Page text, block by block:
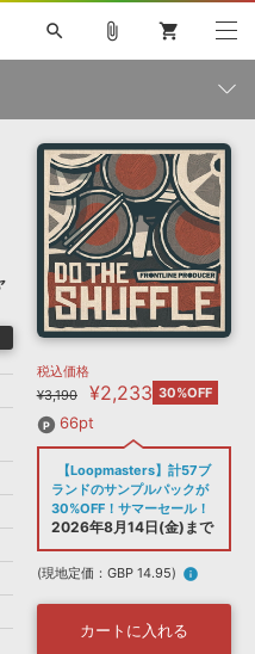
音楽カード
楽曲配信流通 サービス
無償のサウンド管理ソフト
次世代型 ボーカル・エディタ
search
巡音ルカ V4X
MEIKO V3
SPITFIRE AUDIO
ライセンスフリーBGM
カル抜き出し
DUBSTEP
MUTANT
ROUTER.FM
ェクト
効果音
attach_file shopping_cart
税込価格
¥3,190
¥2,233 30%OFF
66pt
【Loopmasters】計57ブ
ランドのサンプルパックが
30%OFF！サマーセール！
2026年8月14日(金)まで
(現地定価：GBP 14.95) info
カートに入れる